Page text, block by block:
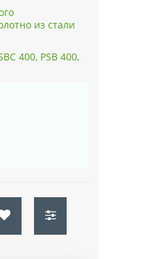
из стали
400, PSB 400,